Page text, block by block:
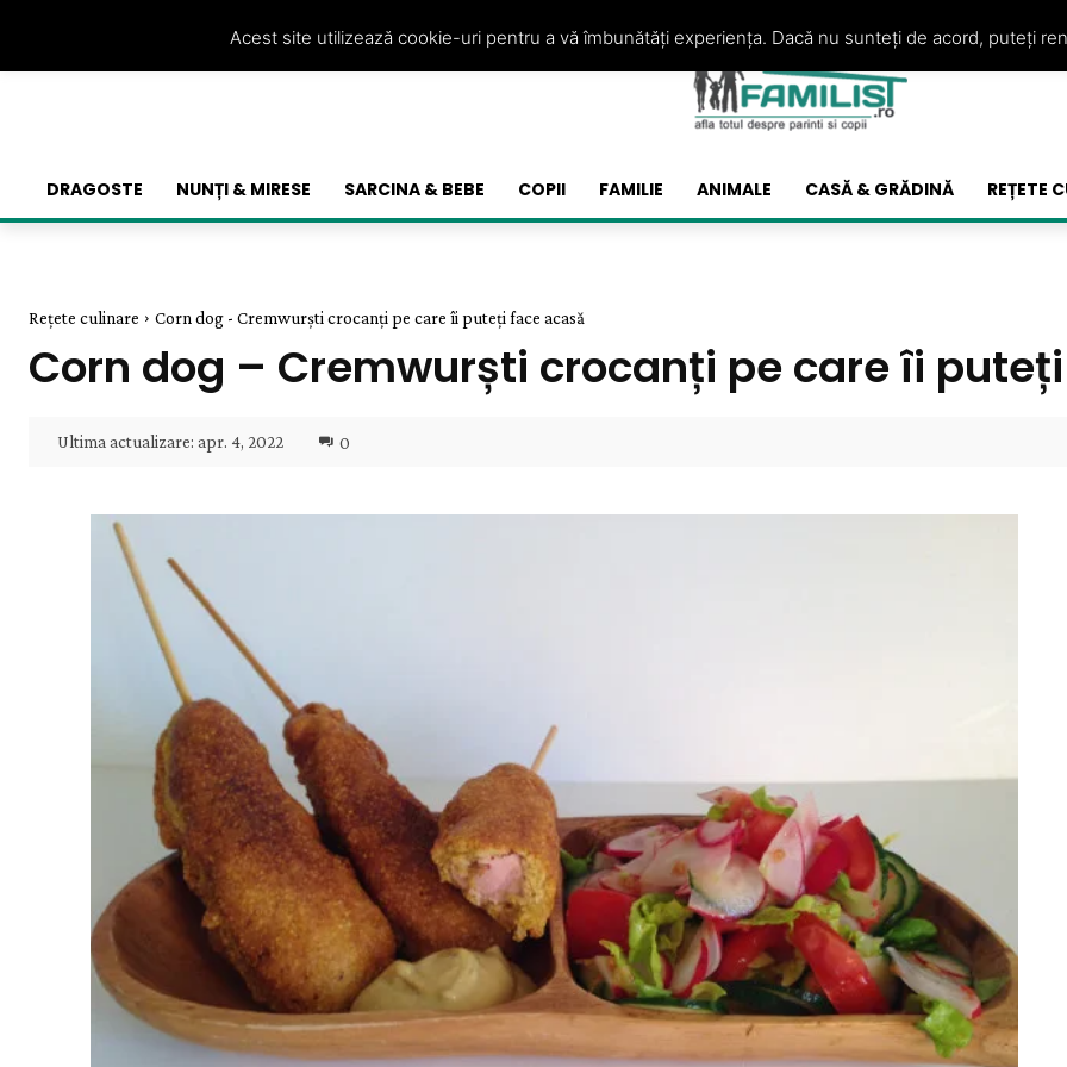
DRAGOSTE NUNȚI & MIRESE SARCINA & BEBE COPII FAMILIE ANIMALE CASĂ & GRĂDINĂ REȚETE
Rețete culinare Corn dog - Cremwurști crocanți pe care îi puteți face acasă
Corn dog – Cremwurști crocanți pe care îi
Ultima actualizare: apr. 4, 2022 0
Acest site utilizează cookie-uri pentru a vă îmbunătăți experiența. Dacă nu sunteți de acord, puteți